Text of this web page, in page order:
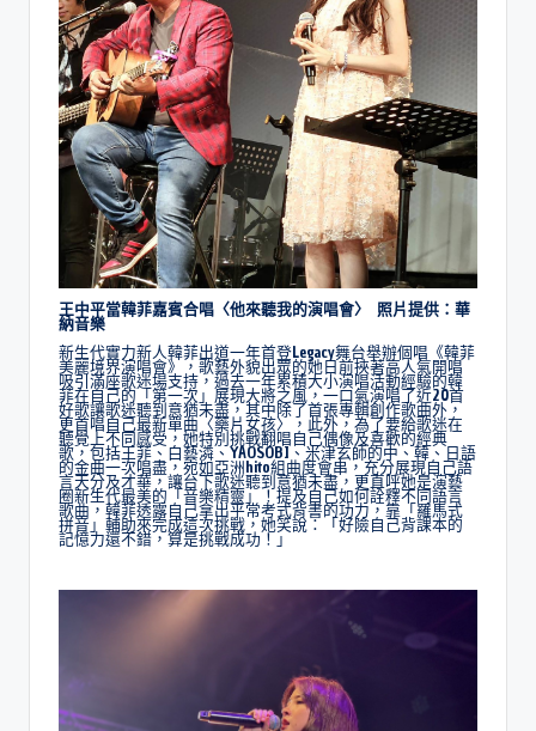
王中平當韓菲嘉賓合唱〈他來聽我的演唱會〉 照片提供：華
納音樂
新生代實力新人韓菲出道一年首登Legacy舞台舉辦個唱《韓菲
美麗境界演唱會》，歌藝外貌出眾的她日前挾著高人氣開唱
吸引滿座歌迷場支持，過去一年累積大小演唱活動經驗的韓
菲在自己的「第一次」展現大將之風，一口氣演唱了近20首
好歌讓歌迷聽到意猶未盡，其中除了首張專輯創作歌曲外，
更首唱自己最新單曲〈藥片女孩〉，此外，為了要給歌迷在
聽覺上不同感受，她特別挑戰翻唱自己偶像及喜歡的經典
歌，包括王菲、白藝潾、YAOSOBI、米津玄師的中、韓、日語
的金曲一次唱盡，宛如亞洲hito組曲度會串，充分展現自己語
言天分及才華，讓台下歌迷聽到意猶未盡，更直呼她是演藝
圈新生代最美的「音樂精靈」！提及自己如何詮釋不同語言
歌曲，韓菲透露自己拿出平常考式背書的功力，靠「羅馬式
拼音」輔助來完成這次挑戰，她笑說：「好險自己背課本的
記憶力還不錯，算是挑戰成功！」